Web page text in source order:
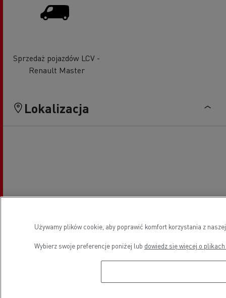
Sprzedaż pojazdów LCV -
Renault Master
Lokalizacja
Używamy plików cookie, aby poprawić komfort korzystania z
Wybierz swoje preferencje poniżej lub dowiedz się więcej o